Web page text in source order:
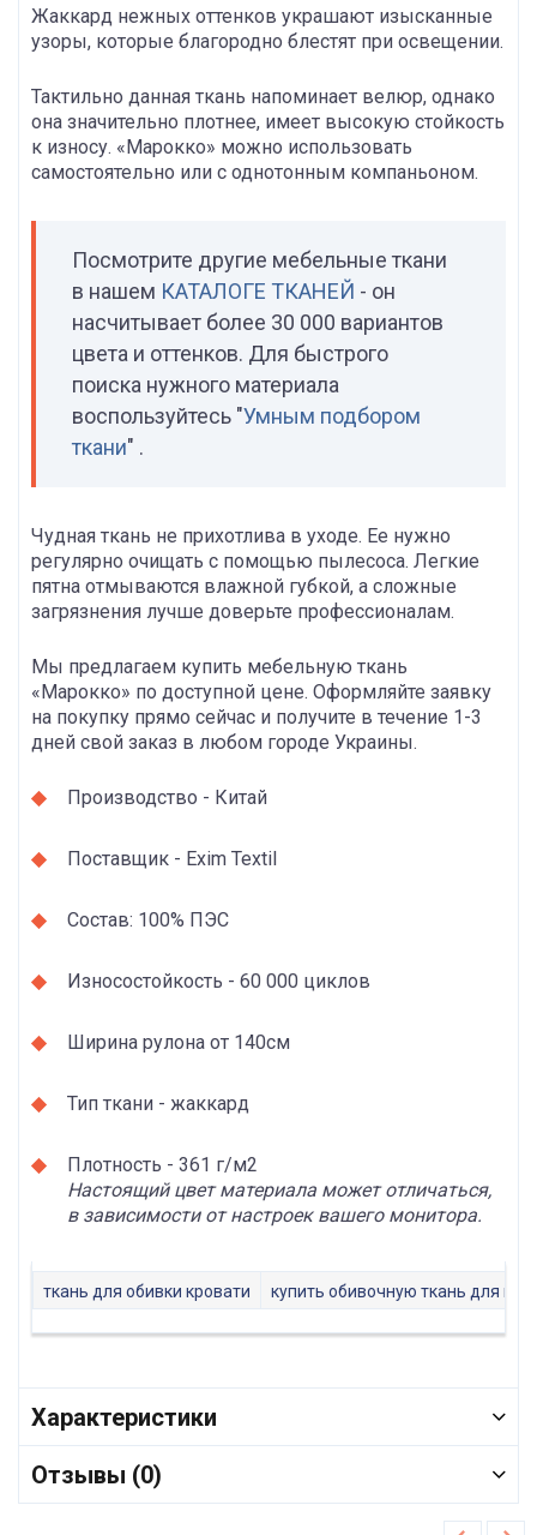
Жаккард нежных оттенков украшают изысканные
узоры, которые благородно блестят при освещении.
Тактильно данная ткань напоминает велюр, однако
она значительно плотнее, имеет высокую стойкость
к износу. «Марокко» можно использовать
самостоятельно или с однотонным компаньоном.
Посмотрите другие мебельные ткани
в нашем КАТАЛОГЕ ТКАНЕЙ - он
насчитывает более 30 000 вариантов
цвета и оттенков. Для быстрого
поиска нужного материала
воспользуйтесь "Умным подбором
ткани" .
Чудная ткань не прихотлива в уходе. Ее нужно
регулярно очищать с помощью пылесоса. Легкие
пятна отмываются влажной губкой, а сложные
загрязнения лучше доверьте профессионалам.
Мы предлагаем купить мебельную ткань
«Марокко» по доступной цене. Оформляйте заявку
на покупку прямо сейчас и получите в течение 1-3
дней свой заказ в любом городе Украины.
Производство - Китай
Поставщик - Exim Textil
Состав: 100% ПЭС
Износостойкость - 60 000 циклов
Ширина рулона от 140см
Тип ткани - жаккард
Плотность - 361 г/м2
Настоящий цвет материала может отличаться,
в зависимости от настроек вашего монитора.
ткань для обивки кровати купить обивочную ткань для
Характеристики
Отзывы (0)